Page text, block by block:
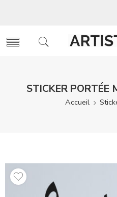
STICKER PORTÉE
Accueil